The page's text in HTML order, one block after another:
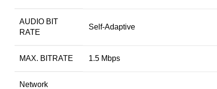
AUDIO BIT
RATE
Self-Adaptive
MAX. BITRATE 1.5 Mbps
Network